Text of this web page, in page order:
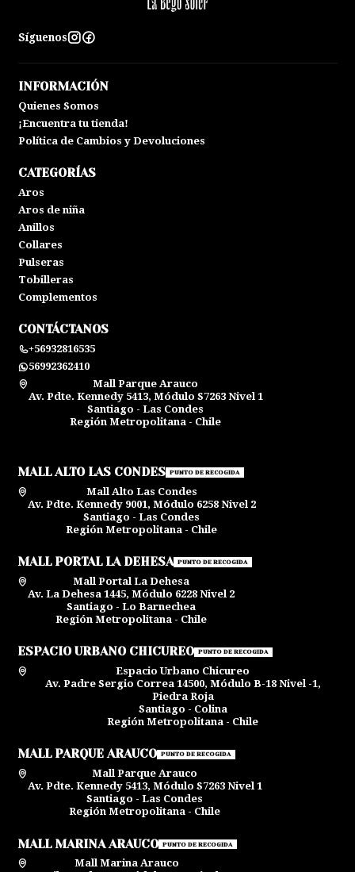
Síguenos
INFORMACIÓN
Quienes Somos
¡Encuentra tu tienda!
Política de Cambios y Devoluciones
CATEGORÍAS
Aros
Aros de niña
Anillos
Collares
Pulseras
Tobilleras
Complementos
CONTÁCTANOS
+56932816535
56992362410
Mall Parque Arauco
Av. Pdte. Kennedy 5413, Módulo S7263 Nivel 1
Santiago - Las Condes
Región Metropolitana - Chile
MALL ALTO LAS CONDES PUNTO DE RECOGIDA
Mall Alto Las Condes
Av. Pdte. Kennedy 9001, Módulo 6258 Nivel 2
Santiago - Las Condes
Región Metropolitana - Chile
MALL PORTAL LA DEHESA PUNTO DE RECOGIDA
Mall Portal La Dehesa
Av. La Dehesa 1445, Módulo 6228 Nivel 2
Santiago - Lo Barnechea
Región Metropolitana - Chile
ESPACIO URBANO CHICUREO PUNTO DE RECOGIDA
Espacio Urbano Chicureo
Av. Padre Sergio Correa 14500, Módulo B-18 Nivel -1,
Piedra Roja
Santiago - Colina
Región Metropolitana - Chile
MALL PARQUE ARAUCO PUNTO DE RECOGIDA
Mall Parque Arauco
Av. Pdte. Kennedy 5413, Módulo S7263 Nivel 1
Santiago - Las Condes
Región Metropolitana - Chile
MALL MARINA ARAUCO PUNTO DE RECOGIDA
Mall Marina Arauco